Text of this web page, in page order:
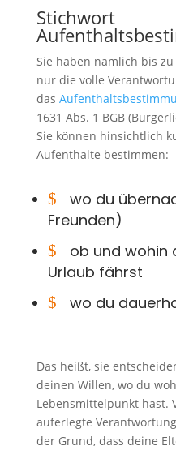
Stichwort
Sie haben nämlich bis
nur die volle
das
1631 Abs. 1 BGB
Sie können hinsichtlich
Aufenthalte bestimmen:
$
wo du
Freunden)
$
ob und wohin
Urlaub fährst
$ wo du
Das heißt, sie
deinen Willen, wo du
Lebensmittelpunkt hast.
auferlegte
der Grund, dass deine